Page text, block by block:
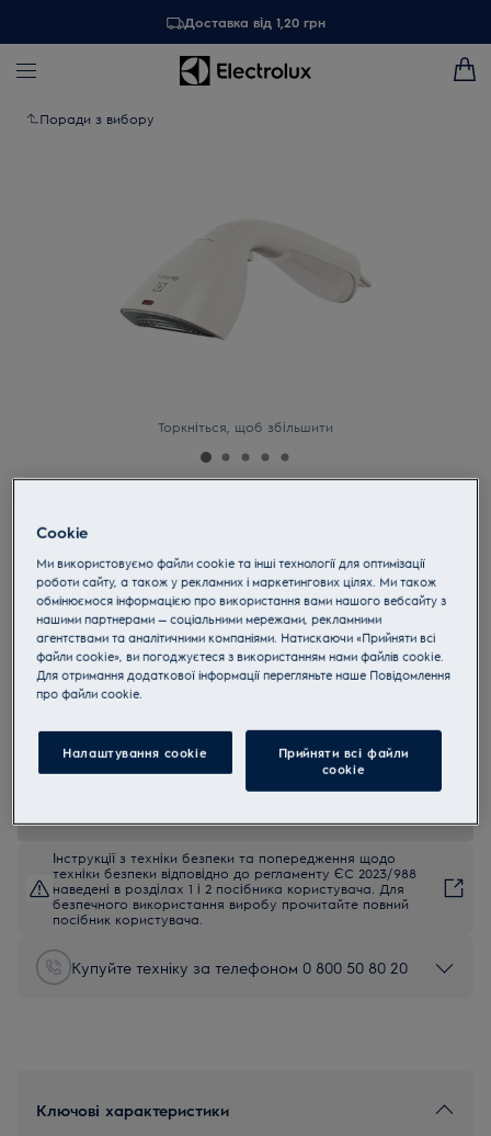
Доставка від 1,20 грн
Поради з вибору
Торкніться, щоб збільшити
Refine 700
4.7 (85)
Переваги
Легкий і простий спосіб усунути складки та освіжити свій одяг.
Прасувальна дошка не потрібна, адже можна прасувати одяг за
допомогою пари прямо на вішалці.
У Refine 700 можна регулювати налаштування пари, а завдяки
Швидкий і простий спосіб освіжити одяг між праннями. Одяг
стане не лише розгладженим, але також сповниться свіжістю.
Інструкції з техніки безпеки та попередження щодо
техніки безпеки відповідно до регламенту ЄС 2023/988
наведені в розділах 1 і 2 посібника користувача. Для
безпечного використання виробу прочитайте повний
посібник користувача.
Купуйте техніку за телефоном 0 800 50 80 20
Ключові характеристики
Cookie
Ми використовуємо файли cookie та інші технології для оптимізації
роботи сайту, а також у рекламних і маркетингових цілях. Ми також
обмінюємося інформацією про використання вами нашого вебсайту з
нашими партнерами — соціальними мережами, рекламними
агентствами та аналітичними компаніями. Натискаючи «Прийняти всі
файли cookie», ви погоджуєтеся з використанням нами файлів cookie.
Для отримання додаткової інформації перегляньте наше Пoвідомлення
прo файли cookie.
Налаштування cookie
Прийняти всі файли
сookie